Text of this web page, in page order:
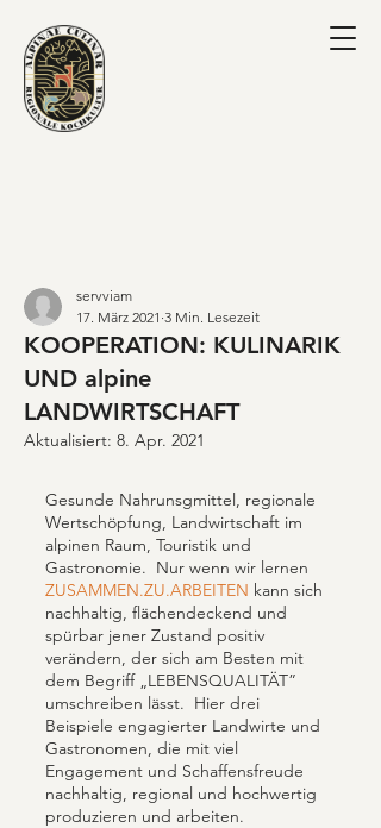
KOOPERATION: KULINARIK
UND alpine
LANDWIRTSCHAFT
servviam
17. März 2021 3 Min. Lesezeit
Aktualisiert: 8. Apr. 2021
Gesunde Nahrunsgmittel, regionale
Wertschöpfung, Landwirtschaft im
alpinen Raum, Touristik und
Gastronomie.  Nur wenn wir lernen
ZUSAMMEN.ZU.ARBEITEN kann sich
nachhaltig, flächendeckend und
spürbar jener Zustand positiv
verändern, der sich am Besten mit
dem Begriff „LEBENSQUALITÄT”
umschreiben lässt.  Hier drei
Beispiele engagierter Landwirte und
Gastronomen, die mit viel
Engagement und Schaffensfreude
nachhaltig, regional und hochwertig
produzieren und arbeiten.